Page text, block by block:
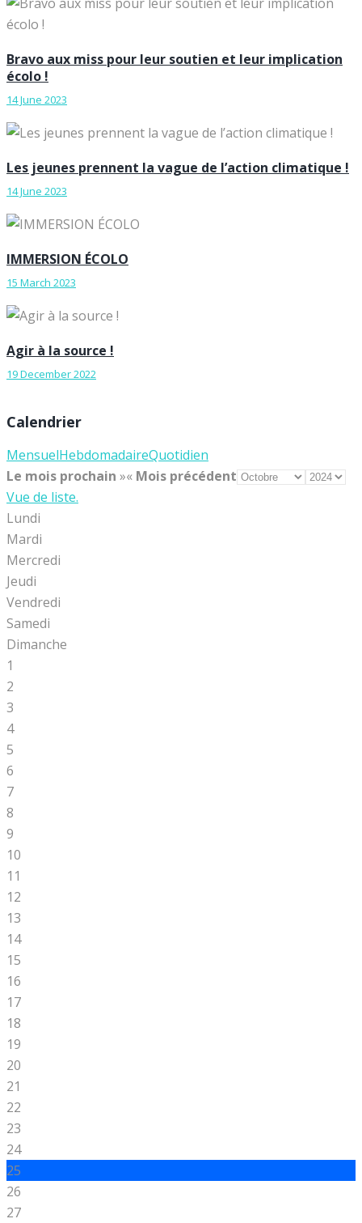
Bravo aux miss pour leur soutien et leur implication
écolo !
14 June 2023
Les jeunes prennent la vague de l’action climatique !
14 June 2023
IMMERSION ÉCOLO
15 March 2023
Agir à la source !
19 December 2022
Calendrier
MensuelHebdomadaireQuotidien
Le mois prochain »« Mois précédent
Vue de liste.
Lundi
Mardi
Mercredi
Jeudi
Vendredi
Samedi
Dimanche
1
2
3
4
5
6
7
8
9
10
11
12
13
14
15
16
17
18
19
20
21
22
23
24
25
26
27